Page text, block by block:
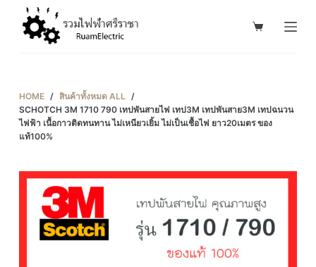
o
HOME / สินค้าทั้งหมด ALL /
SCHOTCH 3M 1710 790 เทปพันสายไฟ เทป3M เทปพันสาย3M เทปฉนวน
ไฟฟ้า เนื้อกาวติดทนทาน ไม่เหนียวเยิ้ม ไม่เป็นเชื้อไฟ ยาว20เมตร ของ
แท้100%